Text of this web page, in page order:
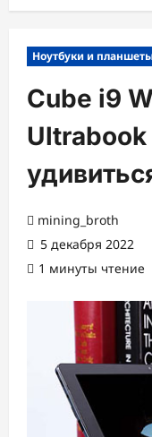
Ноутбуки и
Cube i9
Ultrabook
mining_broth
5 декабря 2022
1 минуты чтение